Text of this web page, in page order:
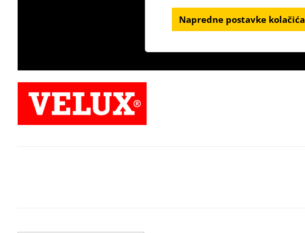
Napredne postavke kolačića